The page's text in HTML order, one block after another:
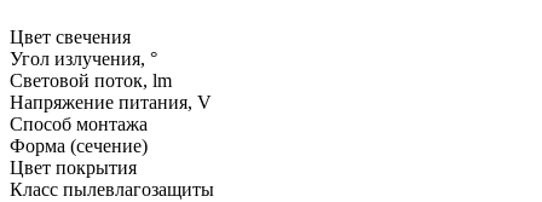
Цвет свечения
Угол излучения, °
Световой поток, lm
Напряжение питания, V
Способ монтажа
Форма (сечение)
Цвет покрытия
Класс пылевлагозащиты